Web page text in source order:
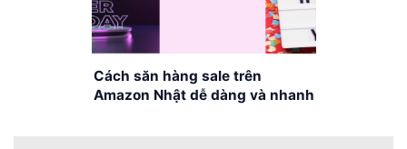
Cách săn hàng sale trên
Amazon Nhật dễ dàng và nhanh